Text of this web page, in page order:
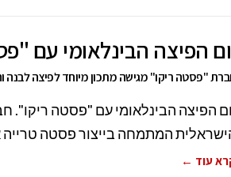
הפיצה הבינלאומי עם
"פסטה ריקו" מגישה מתכון מיוחד לפיצה לבנה
הפיצה הבינלאומי עם "פסטה
המתמחה בייצור פסטה טרייה
עוד ←